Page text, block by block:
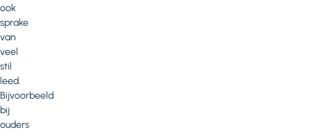
ook
sprake
van
veel
stil
leed.
Bijvoorbeeld
bij
ouders